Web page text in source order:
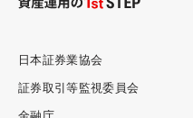
日本証券業協会
証券取引等監視委員会